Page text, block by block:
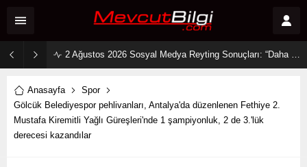
2 Ağustos 2026 Sosyal Medya Reyting Sonuçları: “Daha 17” Ekranlara Ambargo Koydu!
Anasayfa
Spor
Gölcük Belediyespor pehlivanları, Antalya'da düzenlenen Fethiye 2.
Mustafa Kiremitli Yağlı Güreşleri'nde 1 şampiyonluk, 2 de 3.'lük
derecesi kazandılar